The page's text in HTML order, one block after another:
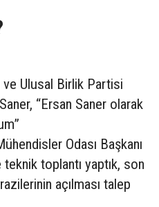
ve Ulusal Birlik Partisi
“Ersan Saner olarak
Odası Başkanı
toplantı yaptık, son
açılması talep